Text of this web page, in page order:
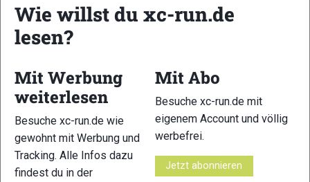
17
Wie willst du xc-run.de
lesen?
Mit Werbung
weiterlesen
Besuche xc-run.de wie
gewohnt mit Werbung und
Tracking. Alle Infos dazu
findest du in der
Mit Abo
Besuche xc-run.de mit
eigenem Account und völlig
werbefrei.
Jetzt abonnieren